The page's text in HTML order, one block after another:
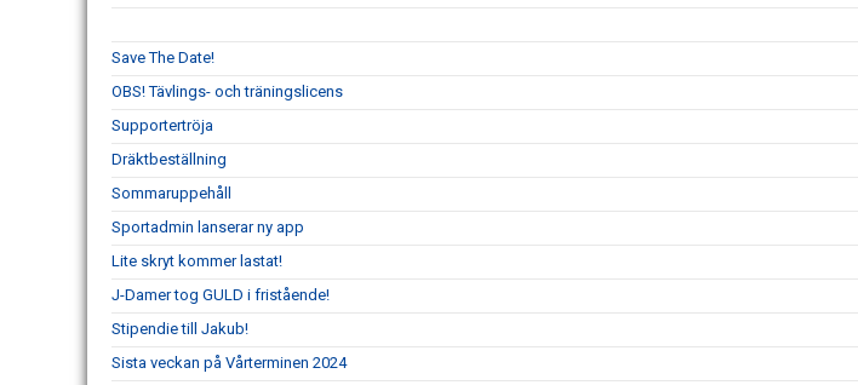
Save The Date!
OBS! Tävlings- och träningslicens
Supportertröja
Dräktbeställning
Sommaruppehåll
Sportadmin lanserar ny app
Lite skryt kommer lastat!
J-Damer tog GULD i fristående!
Stipendie till Jakub!
Sista veckan på Vårterminen 2024